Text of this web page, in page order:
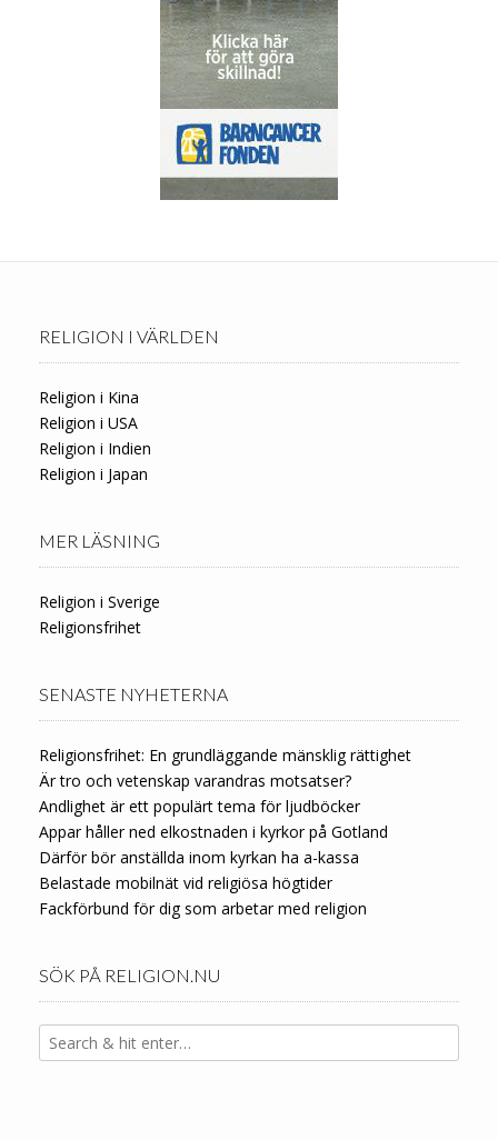
RELIGION I VÄRLDEN
Religion i Kina
Religion i USA
Religion i Indien
Religion i Japan
MER LÄSNING
Religion i Sverige
Religionsfrihet
SENASTE NYHETERNA
Religionsfrihet: En grundläggande mänsklig rättighet
Är tro och vetenskap varandras motsatser?
Andlighet är ett populärt tema för ljudböcker
Appar håller ned elkostnaden i kyrkor på Gotland
Därför bör anställda inom kyrkan ha a-kassa
Belastade mobilnät vid religiösa högtider
Fackförbund för dig som arbetar med religion
SÖK PÅ RELIGION.NU